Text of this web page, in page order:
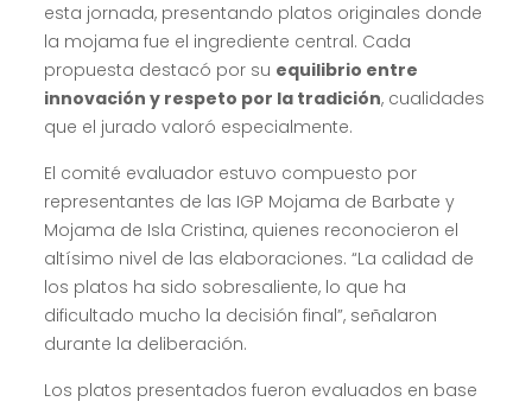
esta jornada, presentando platos originales donde
la mojama fue el ingrediente central. Cada
propuesta destacó por su equilibrio entre
innovación y respeto por la tradición, cualidades
que el jurado valoró especialmente.
El comité evaluador estuvo compuesto por
representantes de las IGP Mojama de Barbate y
Mojama de Isla Cristina, quienes reconocieron el
altísimo nivel de las elaboraciones. “La calidad de
los platos ha sido sobresaliente, lo que ha
dificultado mucho la decisión final”, señalaron
durante la deliberación.
Los platos presentados fueron evaluados en base